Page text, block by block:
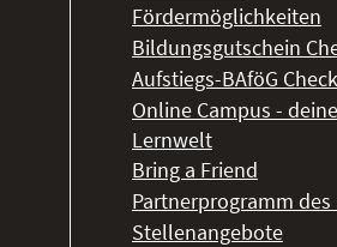
Fördermöglichkeiten
Bildungsgutschein
Aufstiegs-BAföG Check
Online Campus -
Lernwelt
Bring a Friend
Partnerprogramm des
Stellenangebote